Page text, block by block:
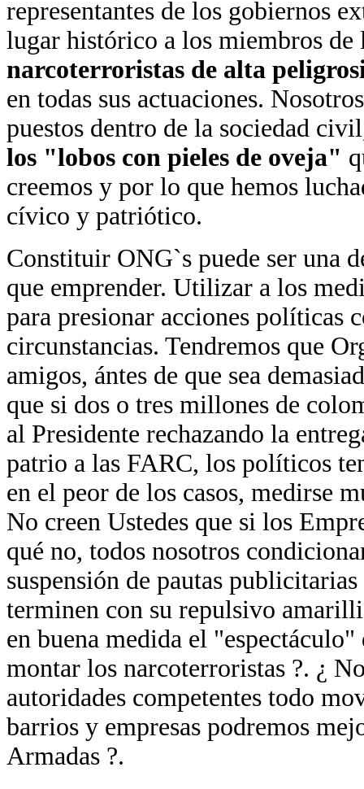
representantes de los gobiernos
lugar histórico a los miembros de
narcoterroristas de alta
en todas sus actuaciones.
puestos dentro de la sociedad
los "lobos con pieles de oveja"
creemos y por lo que hemos
cívico y patriótico.
Constituir ONG`s puede ser una
que emprender. Utilizar a los
para presionar acciones políticas
circunstancias. Tendremos que
amigos, ántes de que sea
que si dos o tres millones de
al Presidente rechazando la
patrio a las FARC, los políticos
en el peor de los casos, medirse
No creen Ustedes que si los
qué no, todos nosotros
suspensión de pautas
terminen con su repulsivo
en buena medida el "espectáculo"
montar los narcoterroristas ?. ¿
autoridades competentes todo
barrios y empresas podremos
Armadas ?.